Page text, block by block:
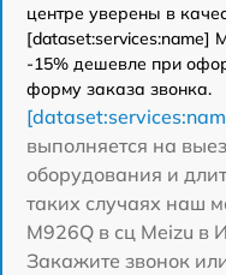
центре уверены в
[dataset:services:name]
-15% дешевле при
форму заказа звонка.
выполняется на
оборудования и
таких случаях наш
M926Q в сц Meizu в
Закажите звонок